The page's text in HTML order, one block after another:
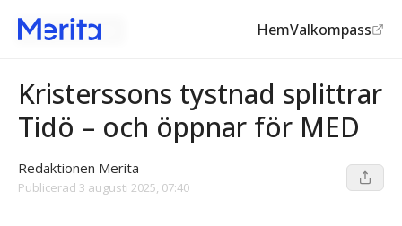
HemValkompass
Tidöregeringen
Kristerssons tystnad splittrar
Tidö – och öppnar för MED
Redaktionen Merita
Publicerad 3 augusti 2025, 07:40